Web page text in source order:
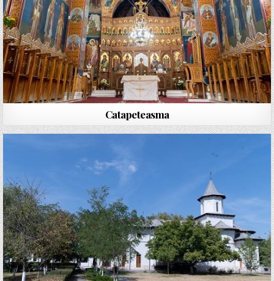
Catapeteasma